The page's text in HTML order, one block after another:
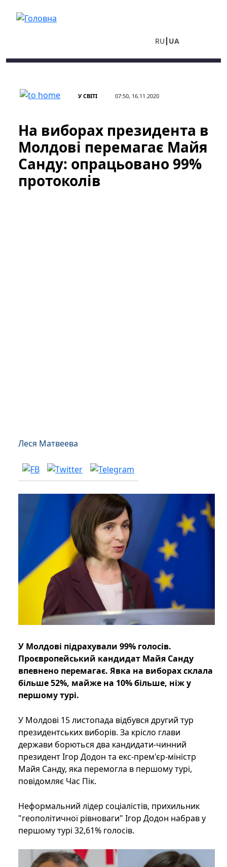
RU UA
У СВІТІ 07:50, 16.11.2020
На виборах президента в
Молдові перемагає Майя
Санду: опрацьовано 99%
протоколів
Леся Матвеева
У Молдові підрахували 99% голосів.
Проєвропейський кандидат Майя Санду
впевнено перемагає. Явка на виборах склала
більше 52%, майже на 10% більше, ніж у
першому турі.
У Молдові 15 листопада відбувся другий тур
президентських виборів. За крісло глави
держави борються два кандидати-чинний
президент Ігор Додон та екс-прем'єр-міністр
Майя Санду, яка перемогла в першому турі,
повідомляє Час Пік.
Неформальний лідер соціалістів, прихильник
"геополітичної рівноваги" Ігор Додон набрав у
першому турі 32,61% голосів.